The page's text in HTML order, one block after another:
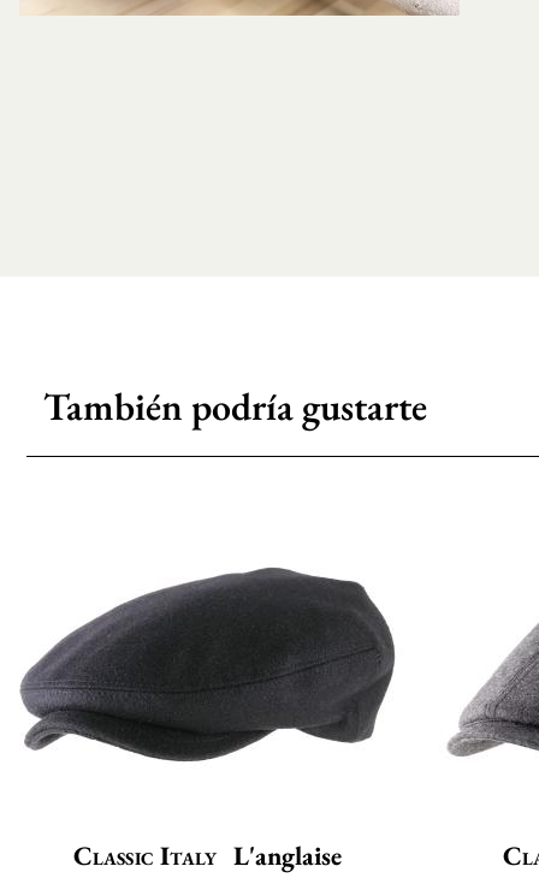
También podría gustarte
Classic Italy L'anglaise